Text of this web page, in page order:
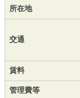
所在地
交通
賃料
管理費等